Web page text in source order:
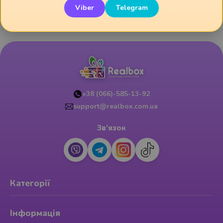
Viber Telegram
+38 (066)-585-13-92
support@realbox.com.ua
Зв’язок
Категорії
Інформація